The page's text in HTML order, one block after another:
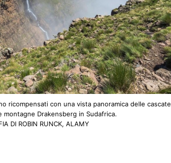
ricompensati con una vista panoramica delle cascate
montagne Drakensberg in Sudafrica.
DI ROBIN RUNCK, ALAMY